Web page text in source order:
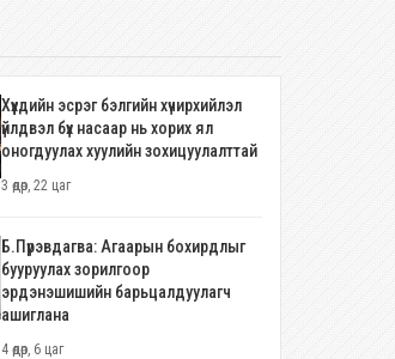
Хүүхдийн эсрэг бэлгийн хүчирхийлэл
үйлдвэл бүх насаар нь хорих ял
оногдуулах хуулийн зохицуулалттай
3 өдөр, 22 цаг
Б.Пүрэвдагва: Агаарын бохирдлыг
бууруулах зорилгоор
эрдэнэшишийн барьцалдуулагч
ашиглана
4 өдөр, 6 цаг